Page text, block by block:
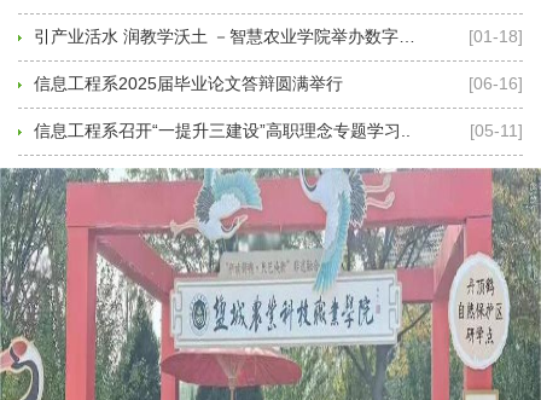
引产业活水 润教学沃土 －智慧农业学院举办数字化.. [01-18]
信息工程系2025届毕业论文答辩圆满举行 [06-16]
信息工程系召开“一提升三建设”高职理念专题学习.. [05-11]